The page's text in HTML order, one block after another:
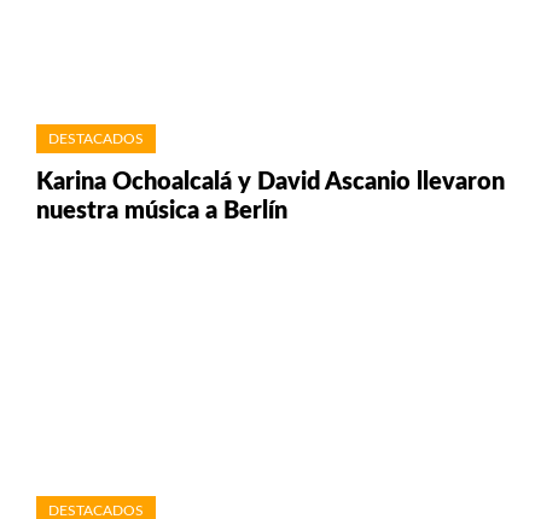
DESTACADOS
Karina Ochoalcalá y David Ascanio llevaron
nuestra música a Berlín
DESTACADOS